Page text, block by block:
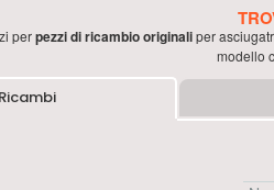
perpezzi di ricambio originaliper
modello
Ricambi